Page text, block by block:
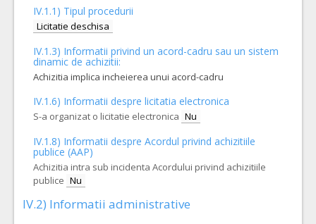
VALOAREA ESTIMATA FARA
TVA:
156.750,00
4. Ciolane afumate (dezosate)(LOT-0004)
COD CPV: 15131000-5 Conserve si produse din carne (Rev.2)
VALOAREA ESTIMATA FARA
TVA:
105.000,00
ATRIBUIT
IV.1.1) Tipul procedurii
Licitatie deschisa
IV.1.3) Informatii privind un acord-cadru sau un sistem
dinamic de achizitii:
Achizitia implica incheierea unui acord-cadru
IV.1.6) Informatii despre licitatia electronica
S-a organizat o licitatie electronica Nu
IV.1.8) Informatii despre Acordul privind achizitiile
publice (AAP)
Achizitia intra sub incidenta Acordului privind achizitiile
publice Nu
IV.2) Informatii administrative